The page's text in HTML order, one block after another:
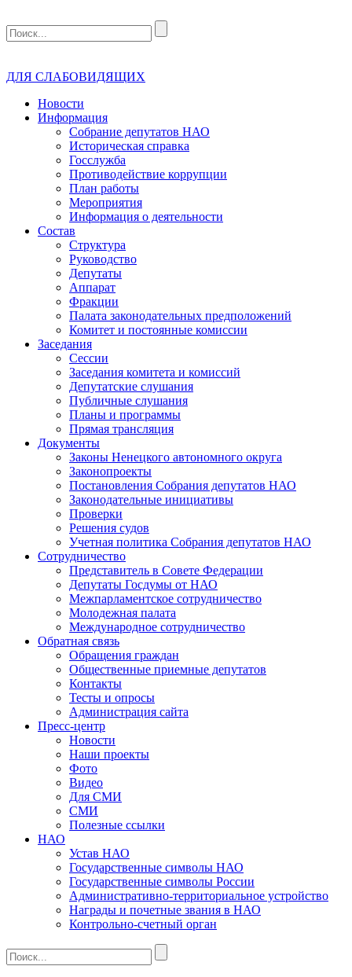
ДЛЯ СЛАБОВИДЯЩИХ
Новости
Информация
Собрание депутатов НАО
Историческая справка
Госслужба
Противодействие коррупции
План работы
Мероприятия
Информация о деятельности
Состав
Структура
Руководство
Депутаты
Аппарат
Фракции
Палата законодательных предположений
Комитет и постоянные комиссии
Заседания
Сессии
Заседания комитета и комиссий
Депутатские слушания
Публичные слушания
Планы и программы
Прямая трансляция
Документы
Законы Ненецкого автономного округа
Законопроекты
Постановления Собрания депутатов НАО
Законодательные инициативы
Проверки
Решения судов
Учетная политика Собрания депутатов НАО
Сотрудничество
Представитель в Совете Федерации
Депутаты Госдумы от НАО
Межпарламентское сотрудничество
Молодежная палата
Международное сотрудничество
Обратная cвязь
Обращения граждан
Общественные приемные депутатов
Контакты
Тесты и опросы
Администрация сайта
Пресс-центр
Новости
Наши проекты
Фото
Видео
Для СМИ
СМИ
Полезные ссылки
НАО
Устав НАО
Государственные символы НАО
Государственные символы России
Административно-территориальное устройство
Награды и почетные звания в НАО
Контрольно-счетный орган